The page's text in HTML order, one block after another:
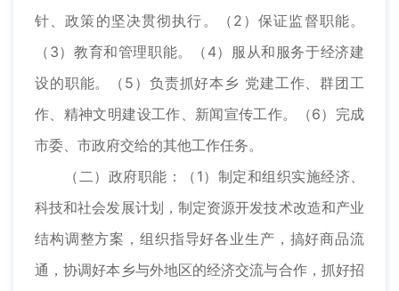
针、政策的坚决贯彻执行。（2）保证监督职能。
（3）教育和管理职能。（4）服从和服务于经济建
设的职能。（5）负责抓好本乡 党建工作、群团工
作、精神文明建设工作、新闻宣传工作。（6）完成
市委、市政府交给的其他工作任务。
（二）政府职能：（1）制定和组织实施经济、
科技和社会发展计划，制定资源开发技术改造和产业
结构调整方案，组织指导好各业生产，搞好商品流
通，协调好本乡与外地区的经济交流与合作，抓好招